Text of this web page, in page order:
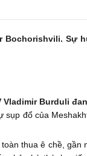
Bochorishvili. Sự
Vladimir Burduli
đổ của
thua ê chề, gần